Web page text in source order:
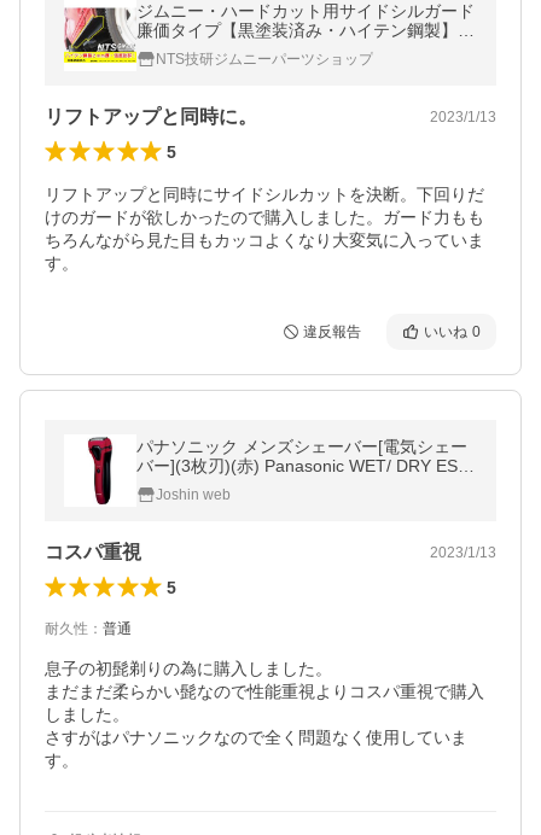
ジムニー・ハードカット用サイドシルガード
廉価タイプ【黒塗装済み・ハイテン鋼製】適
用車種：SJ30(3型以降)JA11JA22 NTS技研
NTS技研ジムニーパーツショップ
リフトアップと同時に。 2023/1/13
5
リフトアップと同時にサイドシルカットを決断。下回りだ
けのガードが欲しかったので購入しました。ガード力もも
ちろんながら見た目もカッコよくなり大変気に入っていま
す。
違反報告 いいね 0
パナソニック メンズシェーバー[電気シェー
バー](3枚刃)(赤) Panasonic WET/ DRY ES-R
L15-R 返品種別A
Joshin web
コスパ重視 2023/1/13
5
耐久性 ： 普通
息子の初髭剃りの為に購入しました。
まだまだ柔らかい髭なので性能重視よりコスパ重視で購入
しました。
さすがはパナソニックなので全く問題なく使用していま
す。